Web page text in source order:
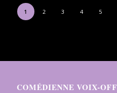
1 2 3 4 5
COMÉDIENNE VOIX-OFF